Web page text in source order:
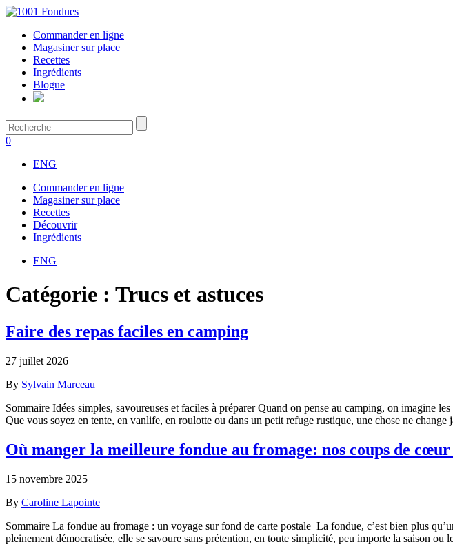
Commander en ligne
Magasiner sur place
Recettes
Ingrédients
Blogue
0
ENG
Commander en ligne
Magasiner sur place
Recettes
Découvrir
Ingrédients
ENG
Catégorie : Trucs et astuces
Faire des repas faciles en camping
27 juillet 2026
By Sylvain Marceau
Sommaire Idées simples, savoureuses et faciles à préparer Quand on pense au camping, on imagine
Que vous soyez en tente, en vanlife, en roulotte ou dans un petit refuge rustique, une chose ne
Où manger la meilleure fondue au fromage: nos coups de cœur
15 novembre 2025
By Caroline Lapointe
Sommaire La fondue au fromage : un voyage sur fond de carte postale La fondue, c’est bien plus
pleinement démocratisée, elle se savoure sans prétention, en toute simplicité, peu importe la saison